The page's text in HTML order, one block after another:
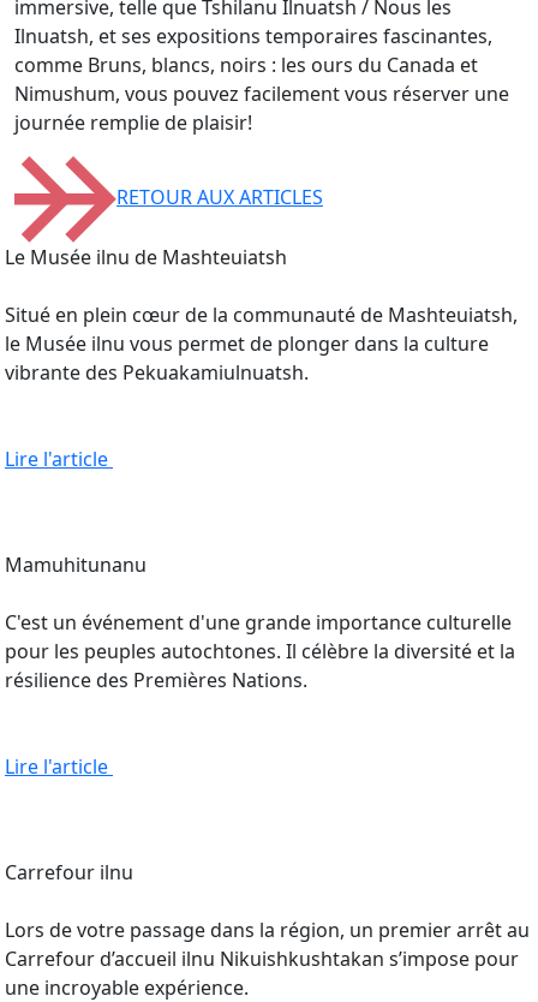
immersive, telle que Tshilanu Ilnuatsh / Nous les
Ilnuatsh, et ses expositions temporaires fascinantes,
comme Bruns, blancs, noirs : les ours du Canada et
Nimushum, vous pouvez facilement vous réserver une
journée remplie de plaisir!
RETOUR AUX ARTICLES
Le Musée ilnu de Mashteuiatsh
Situé en plein cœur de la communauté de Mashteuiatsh,
le Musée ilnu vous permet de plonger dans la culture
vibrante des Pekuakamiulnuatsh.
Lire l'article
Mamuhitunanu
C'est un événement d'une grande importance culturelle
pour les peuples autochtones. Il célèbre la diversité et la
résilience des Premières Nations.
Lire l'article
Carrefour ilnu
Lors de votre passage dans la région, un premier arrêt au
Carrefour d’accueil ilnu Nikuishkushtakan s’impose pour
une incroyable expérience.